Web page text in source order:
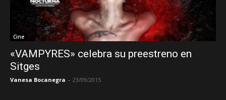
Cine
«VAMPYRES» celebra su preestreno en
Sitges
Vanesa Bocanegra - 23/09/2015